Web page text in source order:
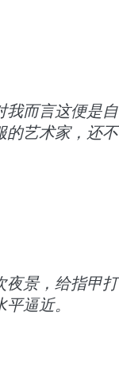
我而言这便是自
的艺术家，还不
夜景，给指甲打
逼近。